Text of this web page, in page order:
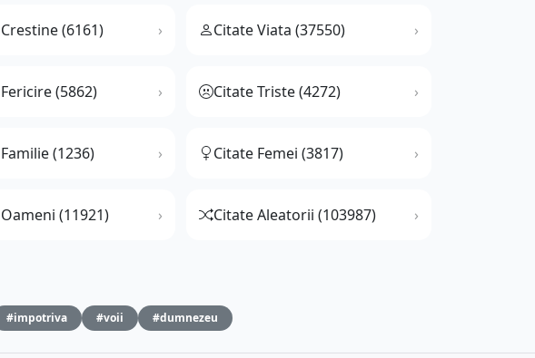
(6161) Citate Viata (37550)
(5862) Citate Triste (4272)
(1236) Citate Femei (3817)
(11921) Citate Aleatorii (103987)
#impotriva #voii #dumnezeu